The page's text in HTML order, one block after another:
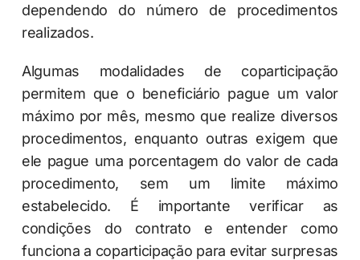
dependendo do número de procedimentos
realizados.
Algumas modalidades de coparticipação
permitem que o beneficiário pague um valor
máximo por mês, mesmo que realize diversos
procedimentos, enquanto outras exigem que
ele pague uma porcentagem do valor de cada
procedimento, sem um limite máximo
estabelecido. É importante verificar as
condições do contrato e entender como
funciona a coparticipação para evitar surpresas